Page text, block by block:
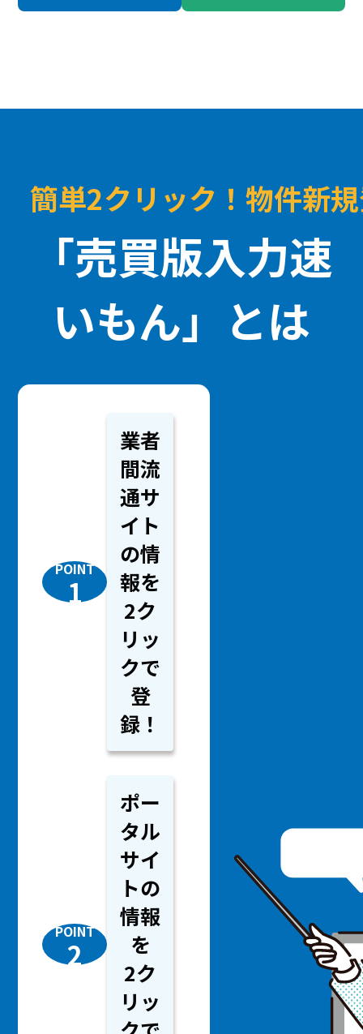
簡単2クリック！物件新
「売買版入力速
いもん」とは
POINT
1
業者
間流
通サ
イト
の情
報を
2ク
リッ
クで
登
録！
POINT
2
ポー
タル
サイ
トの
情報
を
2ク
リッ